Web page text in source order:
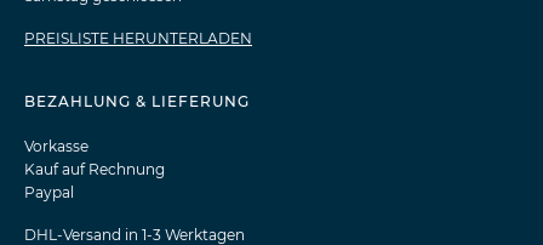
PREISLISTE HERUNTERLADEN
BEZAHLUNG & LIEFERUNG
Vorkasse
Kauf auf Rechnung
Paypal
DHL-Versand in 1-3 Werktagen